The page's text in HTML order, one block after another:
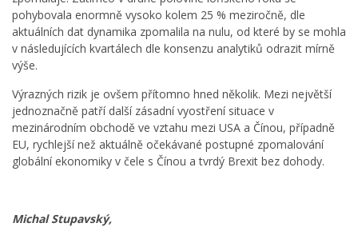
pohybovala enormně vysoko kolem 25 % meziročně, dle
aktuálních dat dynamika zpomalila na nulu, od které by se mohla
v následujících kvartálech dle konsenzu analytiků odrazit mírně
výše.
Výrazných rizik je ovšem přítomno hned několik. Mezi největší
jednoznačně patří další zásadní vyostření situace v
mezinárodním obchodě ve vztahu mezi USA a Čínou, případně
EU, rychlejší než aktuálně očekávané postupné zpomalování
globální ekonomiky v čele s Čínou a tvrdý Brexit bez dohody.
Michal Stupavský,